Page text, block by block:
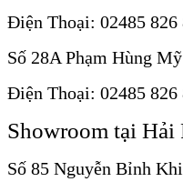
Điện Thoại: 02485 826
Số 28A Phạm Hùng
Điện Thoại: 02485 826
Showroom tại Hải
Số 85 Nguyễn Bỉnh